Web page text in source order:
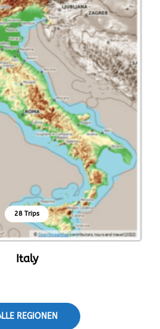
28 Trips
Italy
REGIONEN